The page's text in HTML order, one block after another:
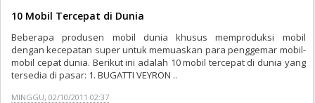
10 Mobil Tercepat di Dunia
Beberapa produsen mobil dunia khusus memproduksi mobil
dengan kecepatan super untuk memuaskan para penggemar mobil-
mobil cepat dunia. Berikut ini adalah 10 mobil tercepat di dunia yang
tersedia di pasar: 1. BUGATTI VEYRON ..
MINGGU, 02/10/2011 02:37